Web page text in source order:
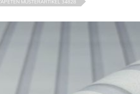
MUSTERARTIKEL 34828